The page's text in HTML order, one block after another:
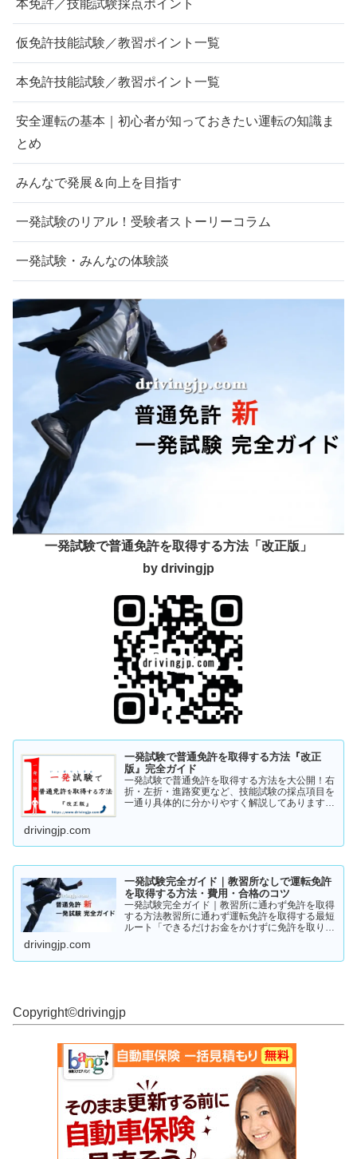
本免許／技能試験採点ポイント
仮免許技能試験／教習ポイント一覧
本免許技能試験／教習ポイント一覧
安全運転の基本｜初心者が知っておきたい運転の知識ま
とめ
みんなで発展＆向上を目指す
一発試験のリアル！受験者ストーリーコラム
一発試験・みんなの体験談
一発試験で普通免許を取得する方法「改正版」
by drivingjp
一発試験で普通免許を取得する方法『改正
版』完全ガイド
一発試験で普通免許を取得する方法を大公開！右
折・左折・進路変更など、技能試験の採点項目を
一通り具体的に分かりやすく解説してあります。
drivingjp.com
一発試験完全ガイド｜教習所なしで運転免許
を取得する方法・費用・合格のコツ
一発試験完全ガイド｜教習所に通わず免許を取得
する方法教習所に通わず運転免許を取得する最短
ルート「できるだけお金をかけずに免許を取りた
試験（飛び込み試験...
drivingjp.com
Copyright©︎drivingjp